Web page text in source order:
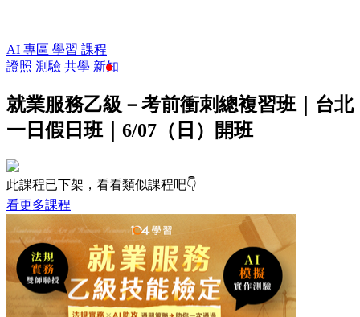
AI 專區 學習 課程
證照 測驗 共學 新知
就業服務乙級－考前衝刺總複習班｜台北
一日假日班｜6/07（日）開班
此課程已下架，看看類似課程吧👇
看更多課程